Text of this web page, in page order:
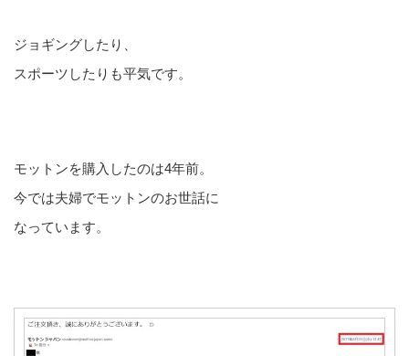
ジョギングしたり、
スポーツしたりも平気です。
モットンを購入したのは4年前。
今では夫婦でモットンのお世話に
なっています。